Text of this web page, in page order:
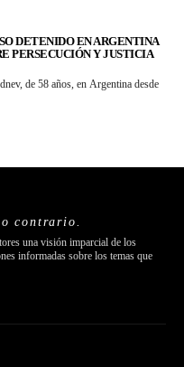
DETENIDO EN ARGENTINA
PERSECUCIÓN Y JUSTICIA
de 58 años, en Argentina desde
contrario.
una visión imparcial de los
informadas sobre los temas que